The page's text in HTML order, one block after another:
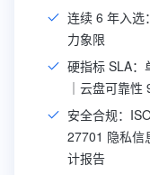
连续 6 年入选
力象限
硬指标 SLA：
｜云盘可靠性
安全合规：
27701 隐私信
计报告